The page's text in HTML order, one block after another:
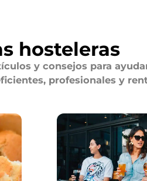
hosteleras
y consejos para
profesionales y